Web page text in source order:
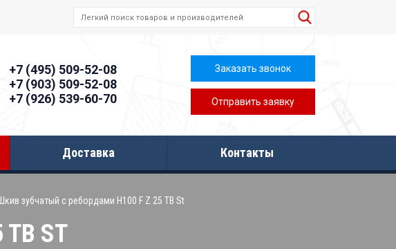
+7 (495) 509-52-08
+7 (903) 509-52-08
+7 (926) 539-60-70
Заказать звонок
Отправить заявку
Доставка Контакты
Шкив зубчатый с ребордами H100 F Z 25 TB St
ST